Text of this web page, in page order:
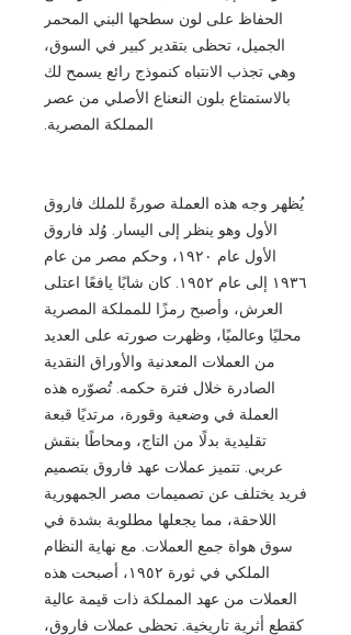
الحفاظ على لون سطحها البني المحمر
الجميل، تحظى بتقدير كبير في السوق،
وهي تجذب الانتباه كنموذج رائع يسمح لك
بالاستمتاع بلون النعناع الأصلي من عصر
المملكة المصرية.
يُظهر وجه هذه العملة صورةً للملك فاروق
الأول وهو ينظر إلى اليسار. وُلد فاروق
الأول عام ١٩٢٠، وحكم مصر من عام
١٩٣٦ إلى عام ١٩٥٢. كان شابًا يافعًا اعتلى
العرش، وأصبح رمزًا للمملكة المصرية
محليًا وعالميًا، وظهرت صورته على العديد
من العملات المعدنية والأوراق النقدية
الصادرة خلال فترة حكمه. تُصوّره هذه
العملة في وضعية وقورة، مرتديًا قبعة
تقليدية بدلًا من التاج، ومحاطًا بنقش
عربي. تتميز عملات عهد فاروق بتصميم
فريد يختلف عن تصميمات مصر الجمهورية
اللاحقة، مما يجعلها مطلوبة بشدة في
سوق هواة جمع العملات. مع نهاية النظام
الملكي في ثورة ١٩٥٢، أصبحت هذه
العملات من عهد المملكة ذات قيمة عالية
كقطع أثرية تاريخية. تحظى عملات فاروق،